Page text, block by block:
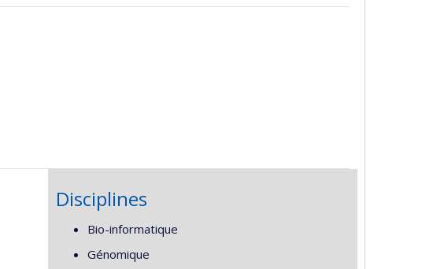
Disciplines
Bio-informatique
Génomique